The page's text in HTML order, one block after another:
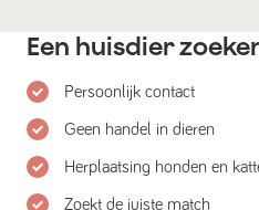
Een huisdier
Persoonlijk contact
Geen handel in dieren
Herplaatsing honden en
Zoekt de juiste match